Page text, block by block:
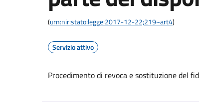
(urn:nir:stato:legge:2017-12-22;219~art4)
Servizio attivo
Procedimento di revoca e sostituzione del